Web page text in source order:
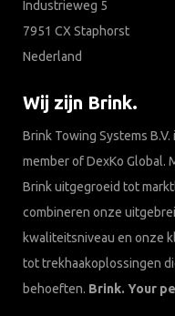
Industrieweg 5
7951 CX Staphorst
Nederland
Wij zijn Brink.
Brink Towing Systems
member of DexKo Global.
Brink uitgegroeid tot
combineren onze
kwaliteitsniveau en onze
tot trekhaakoplossingen
behoeften. Brink. Your